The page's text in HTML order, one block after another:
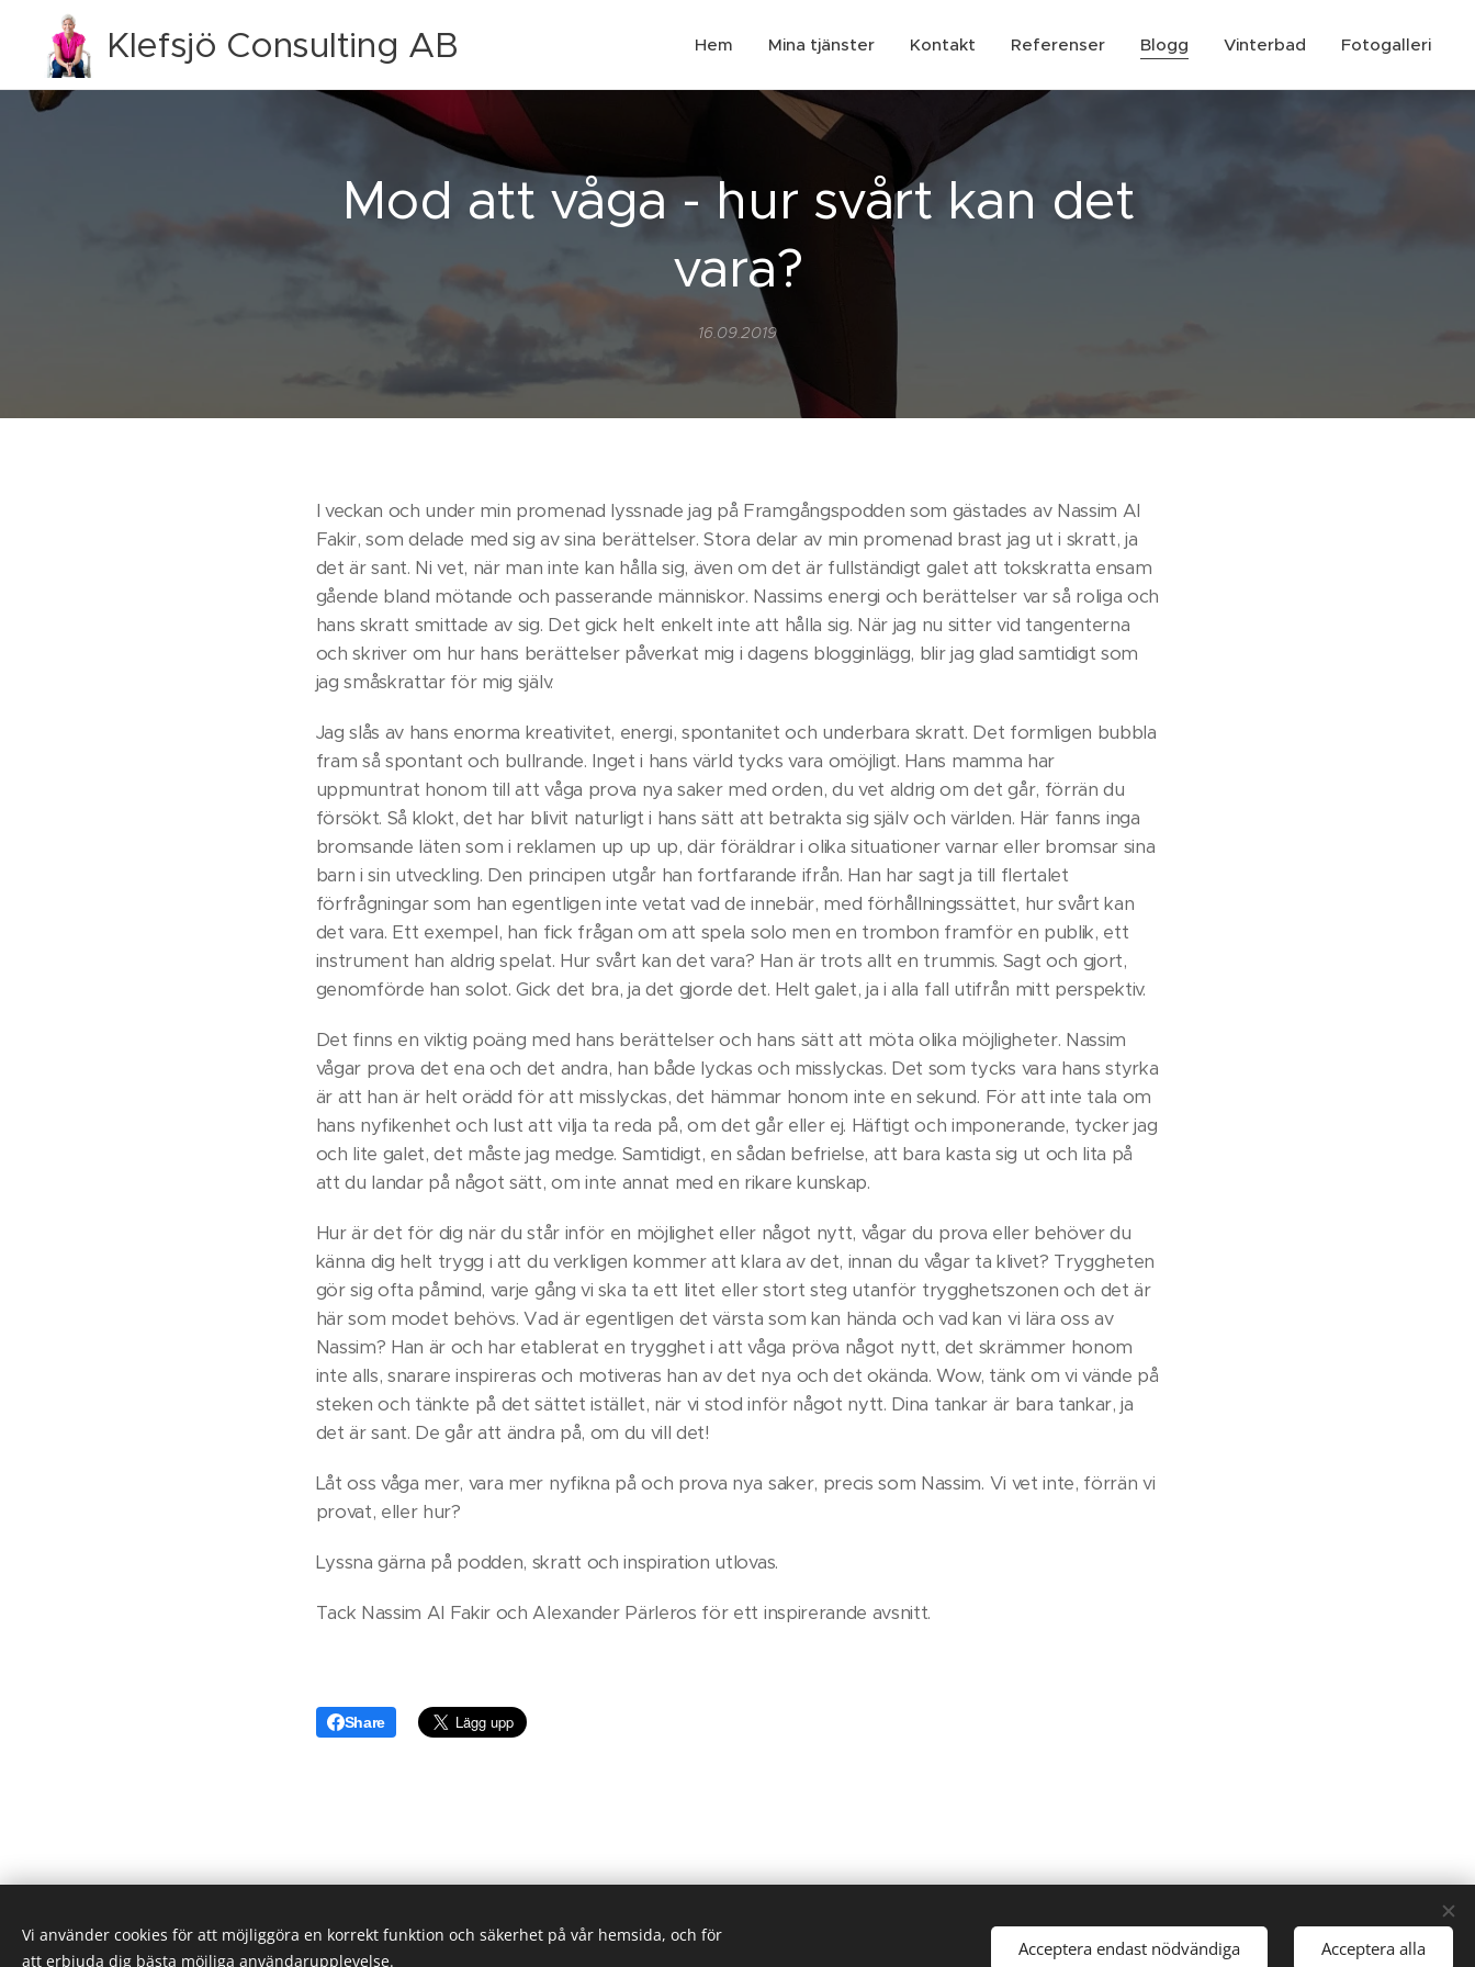
Klefsjö Consulting AB Hem Mina tjänster Kontakt Referenser Blogg Vinterbad Fotogalleri
Mod att våga - hur svårt kan det
vara?
16.09.2019
I veckan och under min promenad lyssnade jag på Framgångspodden som gästades av Nassim Al
Fakir, som delade med sig av sina berättelser. Stora delar av min promenad brast jag ut i skratt, ja
det är sant. Ni vet, när man inte kan hålla sig, även om det är fullständigt galet att tokskratta ensam
gående bland mötande och passerande människor. Nassims energi och berättelser var så roliga och
hans skratt smittade av sig. Det gick helt enkelt inte att hålla sig. När jag nu sitter vid tangenterna
och skriver om hur hans berättelser påverkat mig i dagens blogginlägg, blir jag glad samtidigt som
jag småskrattar för mig själv.
Jag slås av hans enorma kreativitet, energi, spontanitet och underbara skratt. Det formligen bubbla
fram så spontant och bullrande. Inget i hans värld tycks vara omöjligt. Hans mamma har
uppmuntrat honom till att våga prova nya saker med orden, du vet aldrig om det går, förrän du
försökt. Så klokt, det har blivit naturligt i hans sätt att betrakta sig själv och världen. Här fanns inga
bromsande läten som i reklamen up up up, där föräldrar i olika situationer varnar eller bromsar sina
barn i sin utveckling. Den principen utgår han fortfarande ifrån. Han har sagt ja till flertalet
förfrågningar som han egentligen inte vetat vad de innebär, med förhållningssättet, hur svårt kan
det vara. Ett exempel, han fick frågan om att spela solo men en trombon framför en publik, ett
instrument han aldrig spelat. Hur svårt kan det vara? Han är trots allt en trummis. Sagt och gjort,
genomförde han solot. Gick det bra, ja det gjorde det. Helt galet, ja i alla fall utifrån mitt perspektiv.
Det finns en viktig poäng med hans berättelser och hans sätt att möta olika möjligheter. Nassim
vågar prova det ena och det andra, han både lyckas och misslyckas. Det som tycks vara hans styrka
är att han är helt orädd för att misslyckas, det hämmar honom inte en sekund. För att inte tala om
hans nyfikenhet och lust att vilja ta reda på, om det går eller ej. Häftigt och imponerande, tycker jag
och lite galet, det måste jag medge. Samtidigt, en sådan befrielse, att bara kasta sig ut och lita på
att du landar på något sätt, om inte annat med en rikare kunskap.
Hur är det för dig när du står inför en möjlighet eller något nytt, vågar du prova eller behöver du
känna dig helt trygg i att du verkligen kommer att klara av det, innan du vågar ta klivet? Tryggheten
gör sig ofta påmind, varje gång vi ska ta ett litet eller stort steg utanför trygghetszonen och det är
här som modet behövs. Vad är egentligen det värsta som kan hända och vad kan vi lära oss av
Nassim? Han är och har etablerat en trygghet i att våga pröva något nytt, det skrämmer honom
inte alls, snarare inspireras och motiveras han av det nya och det okända. Wow, tänk om vi vände på
steken och tänkte på det sättet istället, när vi stod inför något nytt. Dina tankar är bara tankar, ja
det är sant. De går att ändra på, om du vill det!
Låt oss våga mer, vara mer nyfikna på och prova nya saker, precis som Nassim. Vi vet inte, förrän vi
provat, eller hur?
Lyssna gärna på podden, skratt och inspiration utlovas.
Tack Nassim Al Fakir och Alexander Pärleros för ett inspirerande avsnitt.
Share
Klefsjö Consulting, Långgatan 30 A, 974 32 Luleå, 070-99 69648, annika@klefsjo.nu
Vi använder cookies för att möjliggöra en korrekt funktion och säkerhet på vår hemsida, och för
att erbjuda dig bästa möjliga användarupplevelse.
Acceptera endast nödvändiga Acceptera alla